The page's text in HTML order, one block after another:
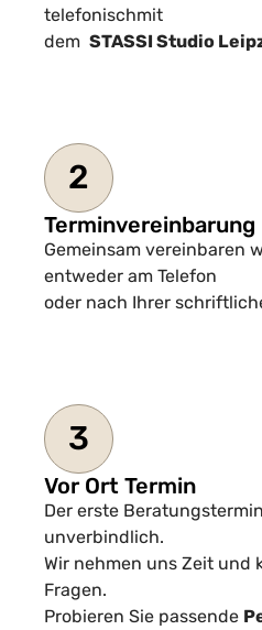
telefonischmit
dem STASSI Studio
2
Terminvereinbarung
Gemeinsam vereinbaren
entweder am Telefon
oder nach Ihrer
3
Vor Ort Termin
Der erste
unverbindlich.
Wir nehmen uns Zeit und
Fragen.
Probieren Sie passende